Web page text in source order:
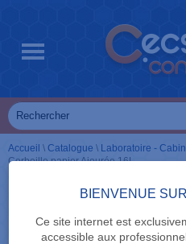
BIENVENUE
Ce site internet est
accessible aux
Accueil \ Catalogue \ Laboratoire -
Corbeille papier Ajourée 16L